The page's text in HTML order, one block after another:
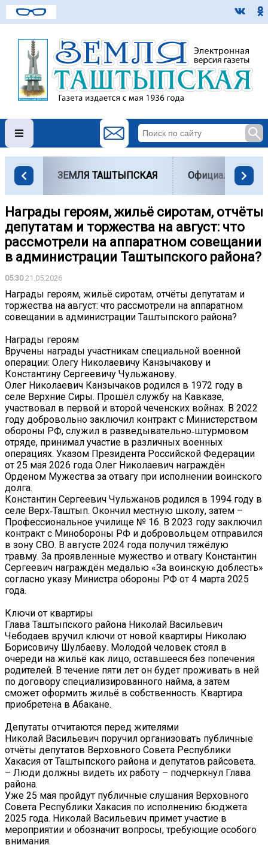
ЗЕМЛЯ ТАШТЫПСКАЯ Официально
Награды героям, жильё сиротам, отчёты
депутатам и торжества на август: что
рассмотрели на аппаратном совещании
в администрации Таштыпского района?
05:3021.05.2026
Награды героям, жильё сиротам, отчёты депутатам и
торжества на август: что рассмотрели на аппаратном
совещании в администрации Таштыпского района?
Награды героям
Вручены награды участникам специальной военной
операции: Олегу Николаевичу Канзычакову и
Константину Сергеевичу Чульжанову.
Олег Николаевич Канзычаков родился в 1972 году в
селе Верхние Сиры. Прошёл службу на Кавказе,
участвовал в первой и второй чеченских войнах. В 2022
году добровольно заключил контракт с Министерством
обороны РФ, служил в разведывательно‑штурмовом
отряде, принимал участие в различных военных
операциях. Указом Президента Российской Федерации
от 25 мая 2026 года Олег Николаевич награждён
Орденом Мужества за отвагу при исполнении воинского
долга.
Константин Сергеевич Чульжанов родился в 1994 году в
селе Верх‑Таштып. Окончил местную школу, затем –
Профессиональное училище № 16. В 2023 году заключил
контракт с Минобороны РФ и добровольцем отправился
в зону СВО. В августе 2024 года получил тяжёлую
травму. За проявленные мужество и отвагу Константин
Сергеевич награждён медалью «За воинскую доблесть»
согласно указу Министра обороны РФ от 4 марта 2025
года.
Ключи от квартиры
Глава Таштыпского района Николай Васильевич
Чебодаев вручил ключи от новой квартиры Николаю
Борисовичу Шулбаеву. Молодой человек стоял в
очереди на жильё как лицо, оставшееся без попечения
родителей. В течение пяти лет он будет проживать в ней
по договору специализированного найма, а затем
сможет оформить жильё в собственность. Квартира
приобретена в Абакане.
Депутаты отчитаются перед жителями
Николай Васильевич поручил организовать публичные
отчёты депутатов Верховного Совета Республики
Хакасия от Таштыпского района и депутатов райсовета.
– Люди должны видеть их работу – подчеркнул Глава
района.
Уже 25 мая пройдут публичные слушания Верховного
Совета Республики Хакасия по исполнению бюджета
2025 года. Николай Васильевич примет участие в
мероприятии и обозначит вопросы, требующие особого
внимания.